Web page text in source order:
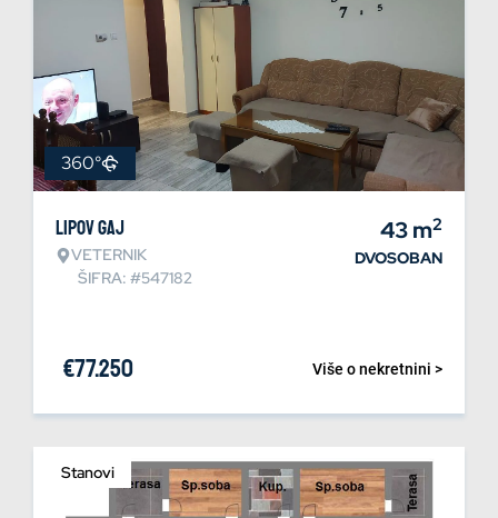
360°
Lipov gaj
VETERNIK
ŠIFRA: #547182
43m2
DVOSOBAN
Više o nekretnini >
€77.250
Stanovi